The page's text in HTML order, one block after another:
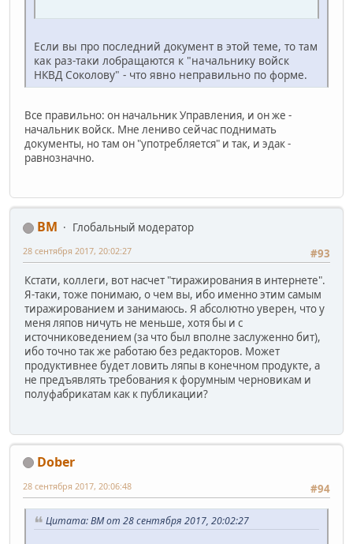
Если вы про последний документ в этой теме, то там
как раз-таки лобращаются к "начальнику войск
НКВД Соколову" - что явно неправильно по форме.
Все правильно: он начальник Управления, и он же -
начальник войск. Мне лениво сейчас поднимать
документы, но там он "употребляется" и так, и эдак -
равнозначно.
BM
Глобальный модератор
#93
28 сентября 2017, 20:02:27
Кстати, коллеги, вот насчет "тиражирования в интернете".
Я-таки, тоже понимаю, о чем вы, ибо именно этим самым
тиражированием и занимаюсь. Я абсолютно уверен, что у
меня ляпов ничуть не меньше, хотя бы и с
источниковедением (за что был вполне заслуженно бит),
ибо точно так же работаю без редакторов. Может
продуктивнее будет ловить ляпы в конечном продукте, а
не предъявлять требования к форумным черновикам и
полуфабрикатам как к публикации?
Dober
#94
28 сентября 2017, 20:06:48
Цитата: BM от 28 сентября 2017, 20:02:27